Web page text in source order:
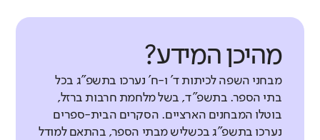
מהיכן המידע?
מבחני השפה לכיתות ד' ו-ח' נערכו בתשפ"ג בכל
בתי הספר. בתשפ"ד, בשל מלחמת חרבות ברזל,
בוטלו המבחנים הארציים. הסקרים הבית-ספרים
נערכו בתשפ"ג בכשליש מבתי הספר, בהתאם למודל